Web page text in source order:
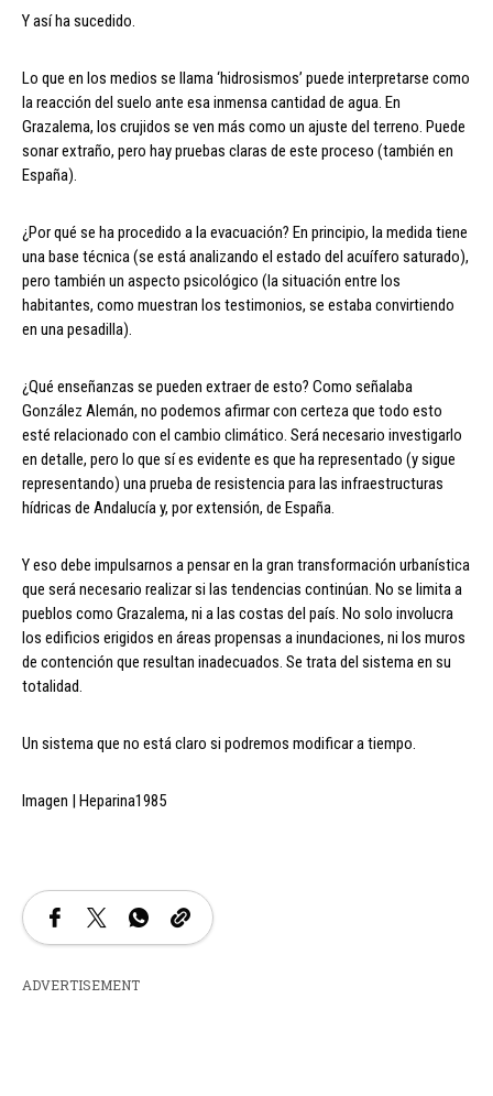
Y así ha sucedido.
Lo que en los medios se llama ‘hidrosismos’ puede interpretarse como
la reacción del suelo ante esa inmensa cantidad de agua. En
Grazalema, los crujidos se ven más como un ajuste del terreno. Puede
sonar extraño, pero hay pruebas claras de este proceso (también en
España).
¿Por qué se ha procedido a la evacuación? En principio, la medida tiene
una base técnica (se está analizando el estado del acuífero saturado),
pero también un aspecto psicológico (la situación entre los
habitantes, como muestran los testimonios, se estaba convirtiendo
en una pesadilla).
¿Qué enseñanzas se pueden extraer de esto? Como señalaba
González Alemán, no podemos afirmar con certeza que todo esto
esté relacionado con el cambio climático. Será necesario investigarlo
en detalle, pero lo que sí es evidente es que ha representado (y sigue
representando) una prueba de resistencia para las infraestructuras
hídricas de Andalucía y, por extensión, de España.
Y eso debe impulsarnos a pensar en la gran transformación urbanística
que será necesario realizar si las tendencias continúan. No se limita a
pueblos como Grazalema, ni a las costas del país. No solo involucra
los edificios erigidos en áreas propensas a inundaciones, ni los muros
de contención que resultan inadecuados. Se trata del sistema en su
totalidad.
Un sistema que no está claro si podremos modificar a tiempo.
Imagen | Heparina1985
ADVERTISEMENT